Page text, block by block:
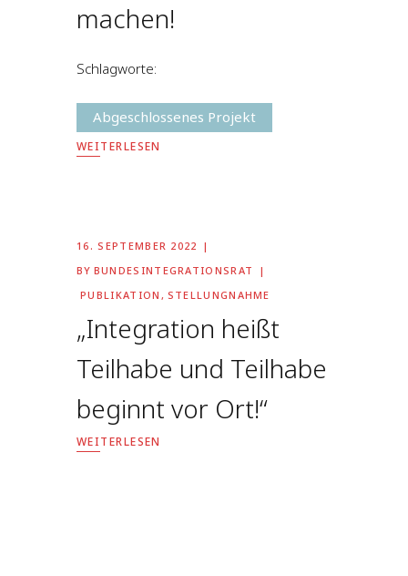
machen!
Schlagworte:
Abgeschlossenes Projekt
WEITERLESEN
16. SEPTEMBER 2022
BY BUNDESINTEGRATIONSRAT
PUBLIKATION , STELLUNGNAHME
„Integration heißt
Teilhabe und Teilhabe
beginnt vor Ort!“
WEITERLESEN